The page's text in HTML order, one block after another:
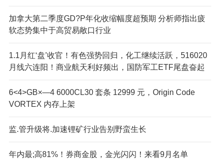
加拿大第二季度GD?P年化收缩幅度超预期 分析师指出疲
软态势集中于高贸易敞口行业
1.1月红‘盘’收官！有色强势回归，化工继续活跃，516020
月线六连阳！商业航天利好频出，国防军工ETF尾盘奋起
6<4>GB×—4 6000CL30 套条 12999 元，Origin Code
VORTEX 内存上架
监.管升级将.加速锂矿行业告别野蛮生长
年内最;高81%！券商金股，金光闪闪！来看9月名单